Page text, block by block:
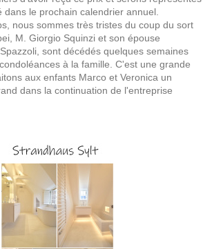
le prochain calendrier annuel.
nous sommes très tristes du coup du sort
M. Giorgio Squinzi et son épouse
sont décédés quelques semaines
à la famille. C'est une grande
aux enfants Marco et Veronica un
dans la continuation de l'entreprise